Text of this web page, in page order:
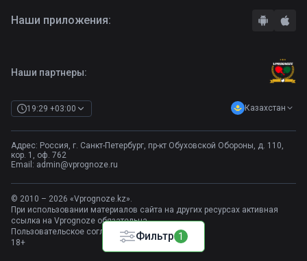
Фильтр 1
Фрибет Олимпбет
Правила
Наши партнеры:
19:29 +03:00 Казахстан
Адрес: Россия, г. Санкт-Петербург, пр-кт Обуховской Обороны, д. 110,
кор. 1, оф. 762
Email: admin@vprognoze.ru
Наши приложения:
© 2010 – 2026 «Vprognoze.kz».
При использовании материалов сайта на других ресурсах активная
ссылка на Vprognoze обязательна.
Пользовательское соглашение
18+